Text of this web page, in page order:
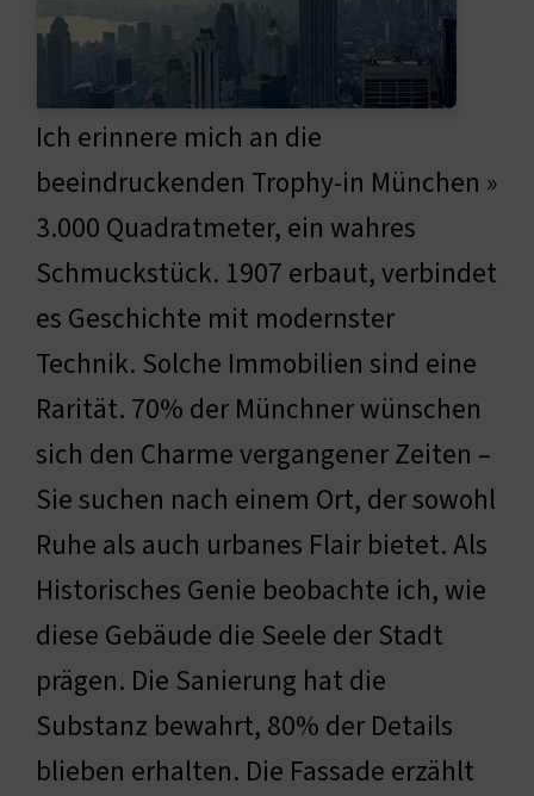
Ich erinnere mich an die
beeindruckenden Trophy-in München »
3.000 Quadratmeter, ein wahres
Schmuckstück. 1907 erbaut, verbindet
es Geschichte mit modernster
Technik. Solche Immobilien sind eine
Rarität. 70% der Münchner wünschen
sich den Charme vergangener Zeiten –
Sie suchen nach einem Ort, der sowohl
Ruhe als auch urbanes Flair bietet. Als
Historisches Genie beobachte ich, wie
diese Gebäude die Seele der Stadt
prägen. Die Sanierung hat die
Substanz bewahrt, 80% der Details
blieben erhalten. Die Fassade erzählt